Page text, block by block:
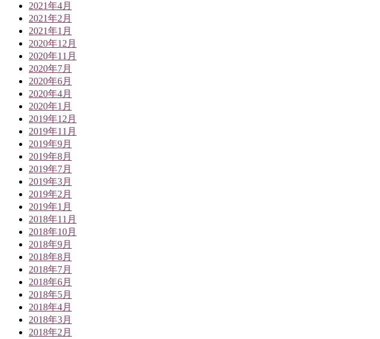
2021年4月
2021年2月
2021年1月
2020年12月
2020年11月
2020年7月
2020年6月
2020年4月
2020年1月
2019年12月
2019年11月
2019年9月
2019年8月
2019年7月
2019年3月
2019年2月
2019年1月
2018年11月
2018年10月
2018年9月
2018年8月
2018年7月
2018年6月
2018年5月
2018年4月
2018年3月
2018年2月